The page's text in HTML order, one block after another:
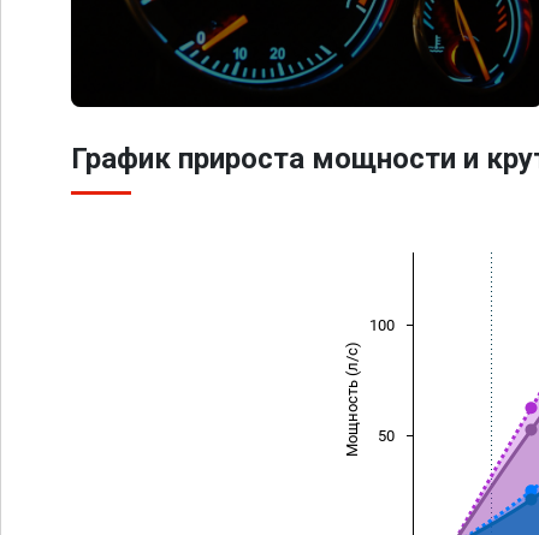
График прироста мощности и
Мощность (л/с) 50
100